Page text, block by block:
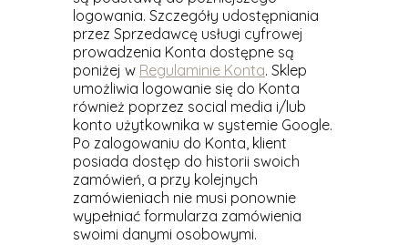
logowania. Szczegóły udostępniania
przez Sprzedawcę usługi cyfrowej
prowadzenia Konta dostępne są
poniżej w Regulaminie Konta. Sklep
umożliwia logowanie się do Konta
również poprzez social media i/lub
konto użytkownika w systemie Google.
Po zalogowaniu do Konta, klient
posiada dostęp do historii swoich
zamówień, a przy kolejnych
zamówieniach nie musi ponownie
wypełniać formularza zamówienia
swoimi danymi osobowymi.